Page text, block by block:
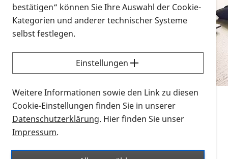
Alle Infomaterialien in verschiedenen
Formaten an einem Ort
Sie möchten wissen, wie Sie nach Infonmaterial
suchen und dieses bestellen bzw. herunterladen
können? Schauen Sie sich dieErklärvideos zum
Thema Infomaterial auf der PRO RETINA-Website
für blinde und sehbehinderte Menschen an.
Auf dieser Seite finden Sie sämtliches Infomaterial
Ort. Nutzen Sie den Formatfilter, um ausschließlich
bestätigen“ können Sie Ihre Auswahl der Cookie-
Kategorien und anderer technischer Systeme
selbst festlegen.
Einstellungen
Weitere Informationen sowie den Link zu diesen
Cookie-Einstellungen finden Sie in unserer
Datenschutzerklärung. Hier finden Sie unser
Impressum.